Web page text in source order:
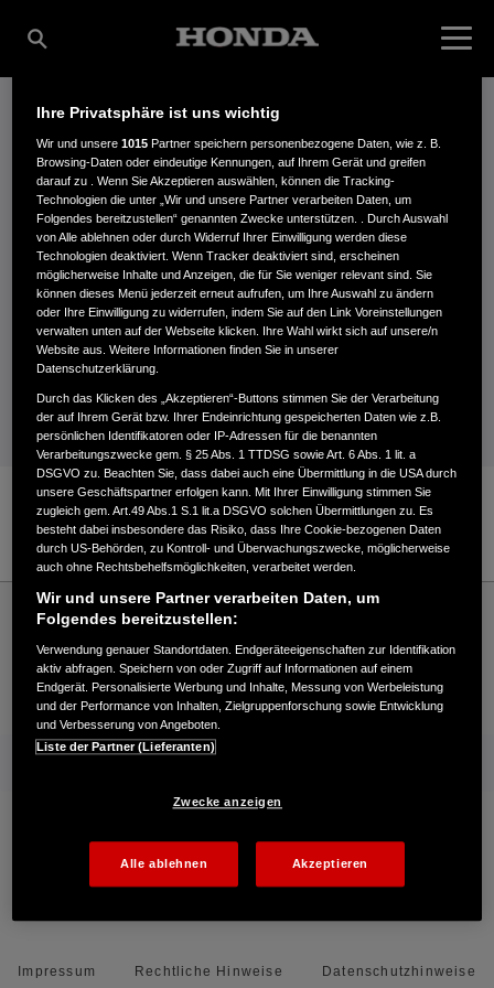
VIELEN DANK FÜR IHR
INTERESSE AM HONDA
NEWSLETTER.
Sie erhalten von uns in Kürze eine E-Mail zur Aktivierung
Ihrer Anmeldung.
Honda Rasen und Garten Honda erleben
Newsletter abonnieren
Newsletter abonnieren
Vielen Dank
Kontakt Onlineshop Händlersuche
Mehr von Honda
Impressum Rechtliche Hinweise Datenschutzhinweise
Ihre Privatsphäre ist uns wichtig
Wir und unsere1015 Partner speichern personenbezogene Daten, wie z. B.
Browsing-Daten oder eindeutige Kennungen, auf Ihrem Gerät und greifen
darauf zu . Wenn Sie Akzeptieren auswählen, können die Tracking-
Technologien die unter „Wir und unsere Partner verarbeiten Daten, um
Folgendes bereitzustellen“ genannten Zwecke unterstützen. . Durch Auswahl
von Alle ablehnen oder durch Widerruf Ihrer Einwilligung werden diese
Technologien deaktiviert. Wenn Tracker deaktiviert sind, erscheinen
möglicherweise Inhalte und Anzeigen, die für Sie weniger relevant sind. Sie
können dieses Menü jederzeit erneut aufrufen, um Ihre Auswahl zu ändern
oder Ihre Einwilligung zu widerrufen, indem Sie auf den Link Voreinstellungen
verwalten unten auf der Webseite klicken. Ihre Wahl wirkt sich auf unsere/n
Website aus. Weitere Informationen finden Sie in unserer
Datenschutzerklärung.
Durch das Klicken des „Akzeptieren“-Buttons stimmen Sie der Verarbeitung
der auf Ihrem Gerät bzw. Ihrer Endeinrichtung gespeicherten Daten wie z.B.
persönlichen Identifikatoren oder IP-Adressen für die benannten
Verarbeitungszwecke gem. § 25 Abs. 1 TTDSG sowie Art. 6 Abs. 1 lit. a
DSGVO zu. Beachten Sie, dass dabei auch eine Übermittlung in die USA durch
unsere Geschäftspartner erfolgen kann. Mit Ihrer Einwilligung stimmen Sie
zugleich gem. Art.49 Abs.1 S.1 lit.a DSGVO solchen Übermittlungen zu. Es
besteht dabei insbesondere das Risiko, dass Ihre Cookie-bezogenen Daten
durch US-Behörden, zu Kontroll- und Überwachungszwecke, möglicherweise
auch ohne Rechtsbehelfsmöglichkeiten, verarbeitet werden.
Wir und unsere Partner verarbeiten Daten, um
Folgendes bereitzustellen:
Verwendung genauer Standortdaten. Endgeräteeigenschaften zur Identifikation
aktiv abfragen. Speichern von oder Zugriff auf Informationen auf einem
Endgerät. Personalisierte Werbung und Inhalte, Messung von Werbeleistung
und der Performance von Inhalten, Zielgruppenforschung sowie Entwicklung
und Verbesserung von Angeboten.
Liste der Partner (Lieferanten)
Zwecke anzeigen
Alle ablehnen Akzeptieren